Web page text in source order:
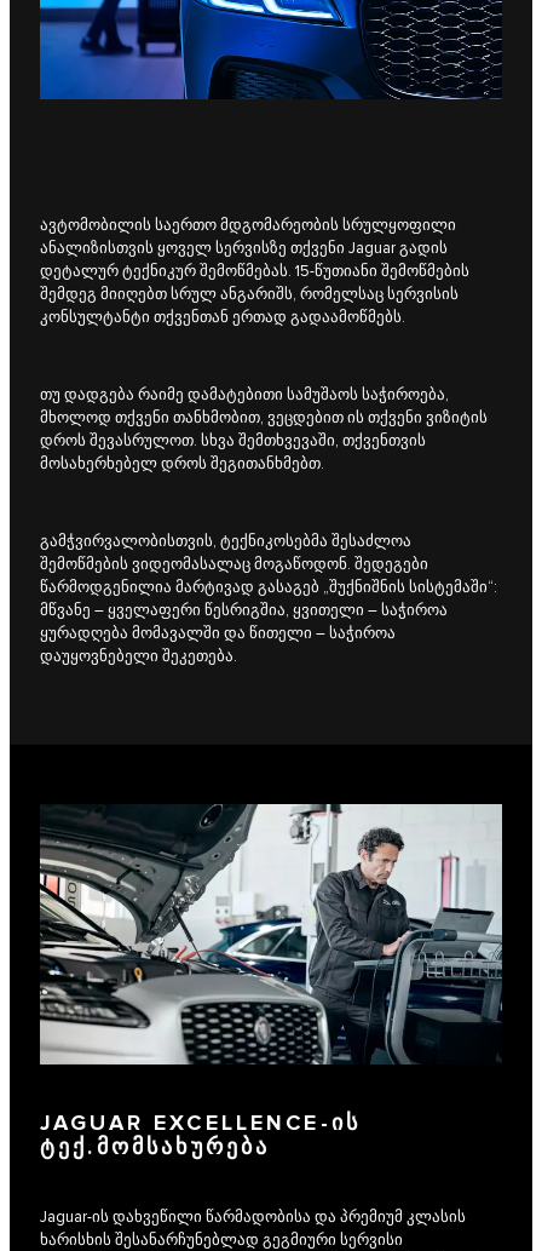
ავტომობილის საერთო მდგომარეობის სრულყოფილი
ანალიზისთვის ყოველ სერვისზე თქვენი Jaguar გადის
დეტალურ ტექნიკურ შემოწმებას. 15-წუთიანი შემოწმების
შემდეგ მიიღებთ სრულ ანგარიშს, რომელსაც სერვისის
კონსულტანტი თქვენთან ერთად გადაამოწმებს.
თუ დადგება რაიმე დამატებითი სამუშაოს საჭიროება,
მხოლოდ თქვენი თანხმობით, ვეცდებით ის თქვენი ვიზიტის
დროს შევასრულოთ. სხვა შემთხვევაში, თქვენთვის
მოსახერხებელ დროს შეგითანხმებთ.
გამჭვირვალობისთვის, ტექნიკოსებმა შესაძლოა
შემოწმების ვიდეომასალაც მოგაწოდონ. შედეგები
წარმოდგენილია მარტივად გასაგებ „შუქნიშნის სისტემაში“:
მწვანე – ყველაფერი წესრიგშია, ყვითელი – საჭიროა
ყურადღება მომავალში და წითელი – საჭიროა
დაუყოვნებელი შეკეთება.
JAGUAR EXCELLENCE-ᲘᲡ
ᲢᲔᲥ.ᲛᲝᲛᲡᲐᲮᲣᲠᲔᲑᲐ
Jaguar-ის დახვეწილი წარმადობისა და პრემიუმ კლასის
ხარისხის შესანარჩუნებლად გეგმიური სერვისი